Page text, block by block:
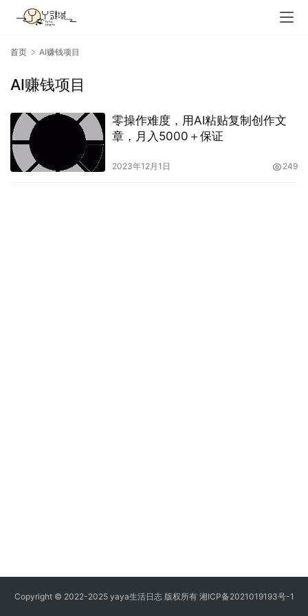
首页 AI赚钱项目
AI赚钱项目
零操作难度，用AI粘贴复制创作文
章，月入5000＋保证
2023年12月1日 249
Copyright © 2022-2025 yaya生活日志 版权所有 湘ICP备2021019193号-1